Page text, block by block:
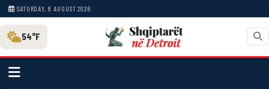
SATURDAY, 8 AUGUST 2026
54°F